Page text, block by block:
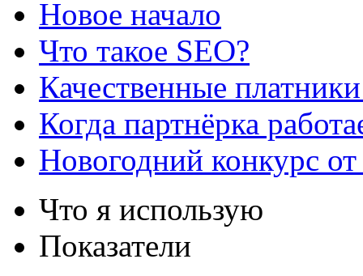
Новое начало
Что такое SEO?
Качественные
Когда партнёрка
Новогодний конкурс
Что я использую
Показатели